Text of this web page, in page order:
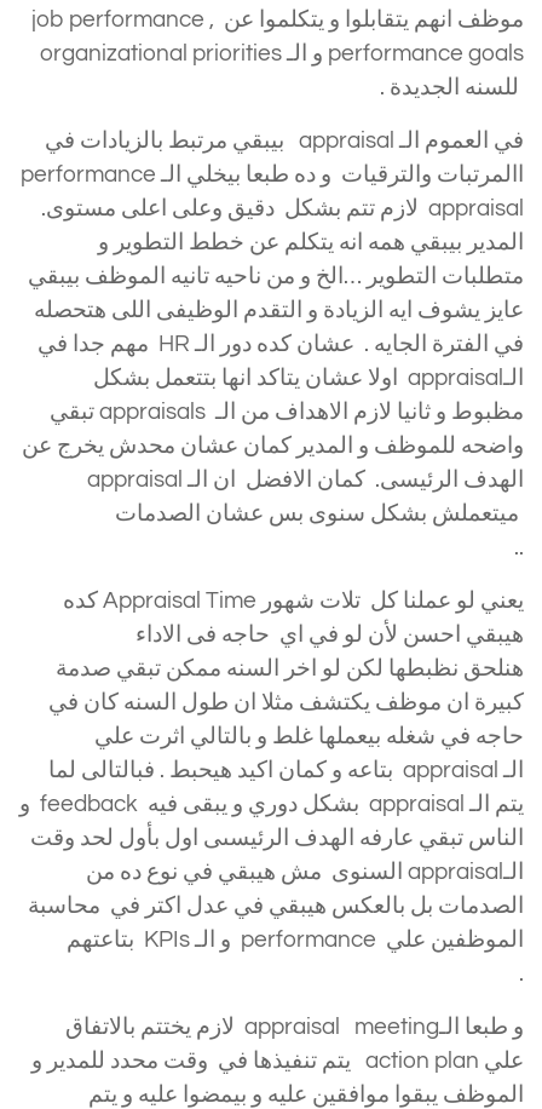
موظف انهم يتقابلوا و يتكلموا عن job performance ,
performance goals و الـ organizational priorities
للسنه الجديدة .
في العموم الـ appraisal بيبقي مرتبط بالزيادات في
االمرتبات والترقيات و ده طبعا بيخلي الـ performance
appraisal لازم تتم بشكل دقيق وعلى اعلى مستوى.
المدير بيبقي همه انه يتكلم عن خطط التطوير و
متطلبات التطوير …الخ و من ناحيه تانيه الموظف بيبقي
عايز يشوف ايه الزيادة و التقدم الوظيفى اللى هتحصله
في الفترة الجايه . عشان كده دور الـ HR مهم جدا في
الـappraisal اولا عشان يتاكد انها بتتعمل بشكل
مظبوط و ثانيا لازم الاهداف من الـ appraisals تبقي
واضحه للموظف و المدير كمان عشان محدش يخرج عن
الهدف الرئيسى. كمان الافضل ان الـ appraisal
ميتعملش بشكل سنوى بس عشان الصدمات
..
يعني لو عملنا كل تلات شهور Appraisal Time كده
هيبقي احسن لأن لو في اي حاجه فى الاداء
هنلحق نظبطها لكن لو اخر السنه ممكن تبقي صدمة
كبيرة ان موظف يكتشف مثلا ان طول السنه كان في
حاجه في شغله بيعملها غلط و بالتالي اثرت علي
الـ appraisal بتاعه و كمان اكيد هيحبط . فبالتالى لما
يتم الـ appraisal بشكل دوري و يبقى فيه feedback و
الناس تبقي عارفه الهدف الرئيسىى اول بأول لحد وقت
الـappraisal السنوى مش هيبقي في نوع ده من
الصدمات بل بالعكس هيبقي في عدل اكتر في محاسبة
الموظفين علي performance و الـ KPIs بتاعتهم
.
و طبعا الـappraisal meeting لازم يختتم بالاتفاق
علي action plan يتم تنفيذها في وقت محدد للمدير و
الموظف يبقوا موافقين عليه و بيمضوا عليه و يتم